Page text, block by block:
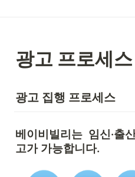
광고 프로세
광고 집행 프로세스
베이비빌리는  임신·출
고가 가능합니다.